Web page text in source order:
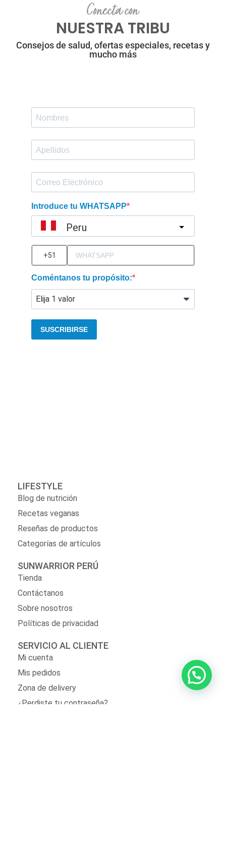
Conecta con
NUESTRA TRIBU
Consejos de salud, ofertas especiales, recetas y
mucho más
Introduce tu WHATSAPP
Peru
Coméntanos tu propósito:
SUSCRIBIRSE
LIFESTYLE
Blog de nutrición
Recetas veganas
Reseñas de productos
Categorías de artículos
SUNWARRIOR PERÚ
Tienda
Contáctanos
Sobre nosotros
Políticas de privacidad
SERVICIO AL CLIENTE
Mi cuenta
Mis pedidos
Zona de delivery
¿Perdiste tu contraseña?